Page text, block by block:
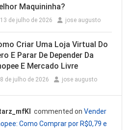
Maquininha?
13 de julho de 2026 jose augusto
Criar Uma Loja Virtual Do
E Parar De Depender Da
E Mercado Livre
8 de julho de 2026 jose augusto
commented onVender
Como Comprar por R$0,79 e